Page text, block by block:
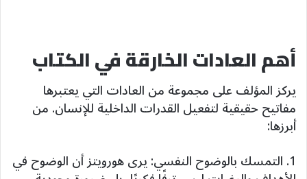
أهم العادات الخارقة في الكتاب
يركز المؤلف على مجموعة من العادات التي يعتبرها
مفاتيح حقيقية لتفعيل القدرات الداخلية للإنسان. من
أبرزها:
1. التمسك بالوضوح النفسي: يرى هورويتز أن الوضوح في